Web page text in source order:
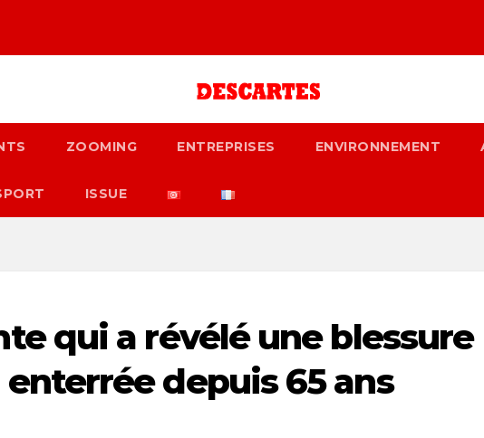
ZOOMING ENTREPRISES ENVIRONNEMENT
ISSUE
qui a révélé une blessure
depuis 65 ans